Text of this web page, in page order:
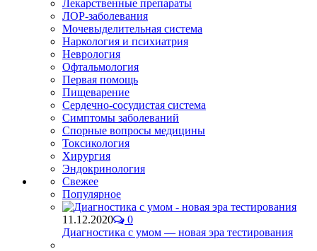
Лекарственные препараты
ЛОР-заболевания
Мочевыделительная система
Наркология и психиатрия
Неврология
Офтальмология
Первая помощь
Пищеварение
Сердечно-сосудистая система
Симптомы заболеваний
Спорные вопросы медицины
Токсикология
Хирургия
Эндокринология
Свежее
Популярное
11.12.2020
0
Диагностика с умом — новая эра тестирования